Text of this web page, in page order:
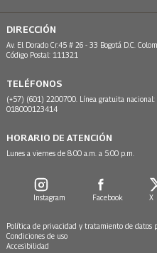
DIRECCIÓN
Av. El Dorado Cr.45 # 26 - 33 Bogotá D.C.
Código Postal: 111321
TELÉFONOS
(+57) (601) 2200700. Línea gratuita nacional:
018000123414
HORARIO DE ATENCIÓN
Lunes a viernes de 8:00 a.m. a 5:00 p.m.
Instagram Facebook X
Política de privacidad y tratamiento de datos
Condiciones de uso
Accesibilidad